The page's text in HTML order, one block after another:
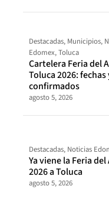
Destacadas, Municipios,
Edomex,Toluca
Cartelera Feria del
Toluca 2026:
confirmados
agosto 5, 2026
Destacadas, Noticias
Ya viene la Feria
2026 a Toluca
agosto 5, 2026